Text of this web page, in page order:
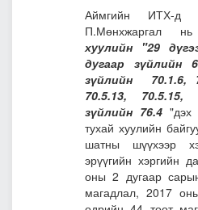
Аймгийн ИТХ-д
П.Мөнхжаргал
хуулийн "29
дугаар зүйлийн
зүйлийн 70.1.6,
70.5.13,
зүйлийн 76.4 "дэх
тухай хуулийн
шатны шүүхээр
эрүүгийн хэргийн
оны 2 дугаар
магадлал, 2017